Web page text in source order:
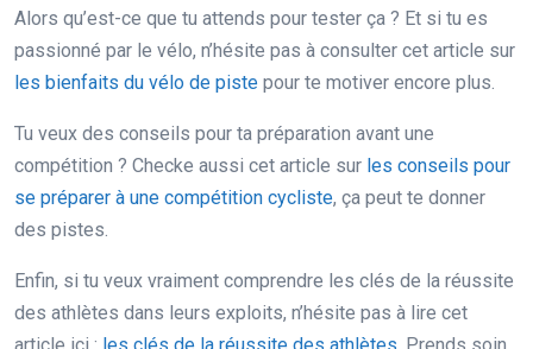
Alors qu’est-ce que tu attends pour tester ça ? Et si tu es
passionné par le vélo, n’hésite pas à consulter cet article sur
les bienfaits du vélo de piste pour te motiver encore plus.
Tu veux des conseils pour ta préparation avant une
compétition ? Checke aussi cet article sur les conseils pour
se préparer à une compétition cycliste, ça peut te donner
des pistes.
Enfin, si tu veux vraiment comprendre les clés de la réussite
des athlètes dans leurs exploits, n’hésite pas à lire cet